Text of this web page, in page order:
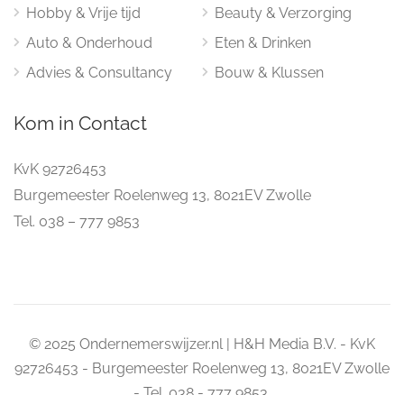
Hobby & Vrije tijd
Auto & Onderhoud
Advies & Consultancy
Beauty & Verzorging
Eten & Drinken
Bouw & Klussen
Kom in Contact
KvK 92726453
Burgemeester Roelenweg 13, 8021EV Zwolle
Tel. 038 – 777 9853
© 2025 Ondernemerswijzer.nl | H&H Media B.V. - KvK
92726453 - Burgemeester Roelenweg 13, 8021EV Zwolle